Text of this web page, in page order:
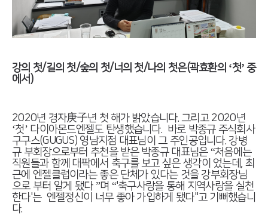
강의 첫/길의 첫/숲의 첫/너의 첫/나의 첫은(곽효환의 ‘첫’ 중
에서)
2020년 경자庚子년 첫 해가 밝았습니다. 그리고 2020년
‘첫’ 다이아몬드엔젤도 탄생했습니다. 바로 박종규 주식회사
구구스(GUGUS) 영남지점 대표님이 그 주인공입니다. 강병
규 부회장으로부터 추천을 받은 박종규 대표님은 “처음에는
직원들과 함께 대팍에서 축구를 보고 싶은 생각이 었는데, 최
근에 엔젤클럽이라는 좋은 단체가 있다는 것을 강부회장님
으로 부터 알게 됐다 ”며 “'축구사랑을 통해 지역사랑을 실천
한다'는 엔젤정신이 너무 좋아 가입하게 됐다"고 기뻐했습니
다.